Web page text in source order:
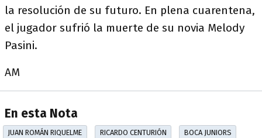
la resolución de su futuro. En plena cuarentena,
el jugador sufrió la muerte de su novia Melody
Pasini.
AM
En esta Nota
JUAN ROMÁN RIQUELME RICARDO CENTURIÓN BOCA JUNIORS